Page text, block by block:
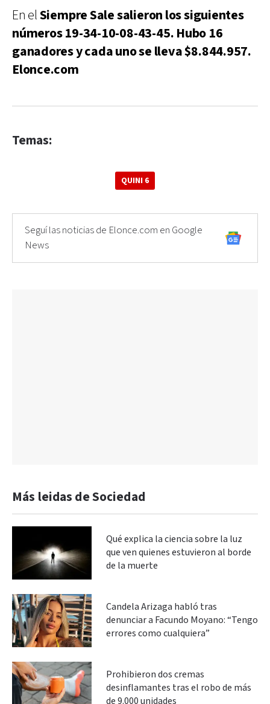
En elSiempre Sale salieron los siguientes
números 19-34-10-08-43-45. Hubo 16
ganadores y cada uno se lleva $8.844.957.
Elonce.com
Temas:
QUINI 6
Seguí las noticias de Elonce.com en Google
News
Más leidas de Sociedad
Qué explica la ciencia sobre la luz
que ven quienes estuvieron al borde
de la muerte
Candela Arizaga habló tras
denunciar a Facundo Moyano: “Tengo
errores como cualquiera”
Prohibieron dos cremas
desinflamantes tras el robo de más
de 9.000 unidades